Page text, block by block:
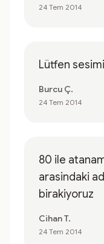
24 Tem 2014
Lütfen
Burcu Ç.
24 Tem 2014
80 ile
arasindaki
birakiyoruz
Cihan T.
24 Tem 2014